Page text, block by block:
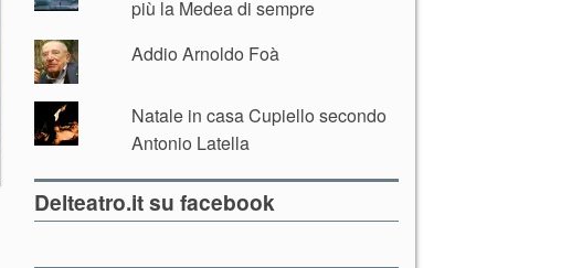
più la Medea di sempre
Addio Arnoldo Foà
Natale in casa Cupiello secondo
Antonio Latella
Delteatro.it su facebook